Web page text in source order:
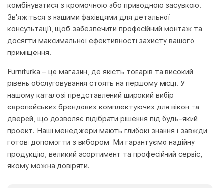
комбінуватися з кромочною або приводною засувкою.
Зв'яжіться з нашими фахівцями для детальної
консультації, щоб забезпечити професійний монтаж та
досягти максимальної ефективності захисту вашого
приміщення.
Furniturka – це магазин, де якість товарів та високий
рівень обслуговування стоять на першому місці. У
нашому каталозі представлений широкий вибір
європейських брендових комплектуючих для вікон та
дверей, що дозволяє підібрати рішення під будь-який
проект. Наші менеджери мають глибокі знання і завжди
готові допомогти з вибором. Ми гарантуємо надійну
продукцію, великий асортимент та професійний сервіс,
якому можна довіряти.